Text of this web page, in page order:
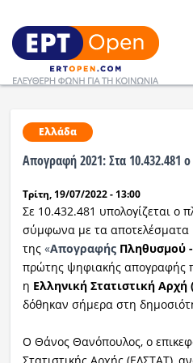
Ειδήσεις
Ελλάδα
Κοινωνία
Πολιτική
Οικονομία
Αθλητικά
Κόσμος
Ελλάδα
Απογραφή 2021: Στα 10.432.481
Τρίτη, 19/07/2022 - 13:00
Σε 10.432.481 υπολογίζεται ο
σύμφωνα με τα αποτελέσματα
της «Απογραφής Πληθυσμού
πρώτης ψηφιακής απογραφής
η Ελληνική Στατιστική Αρχή (
δόθηκαν σήμερα στη
Ο Θάνος Θανόπουλος, ο